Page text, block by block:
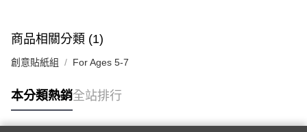
商品相關分類 (1)
創意貼紙組 For Ages 5-7
本分類熱銷全站排行